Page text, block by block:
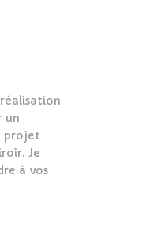
un
projet
Je
à vos